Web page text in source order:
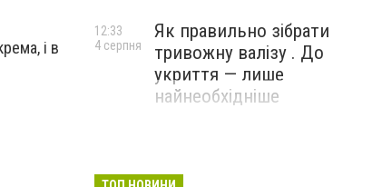
і в
Як правильно зібрати
тривожну валізу . До
укриття — лише
найнеобхідніше
12:33
4 серпня